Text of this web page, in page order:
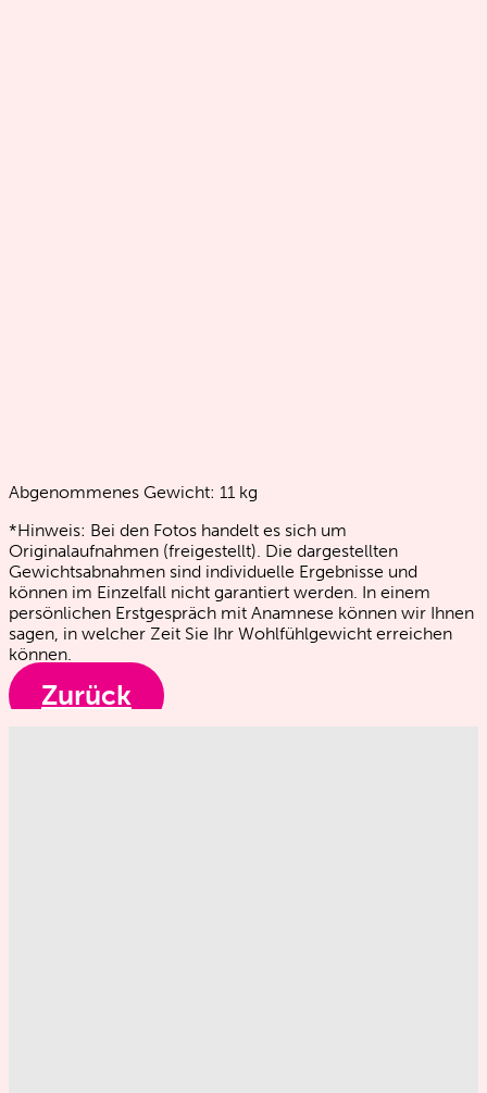
Abgenommenes Gewicht: 11 kg
*Hinweis: Bei den Fotos handelt es sich um
Originalaufnahmen (freigestellt). Die dargestellten
Gewichtsabnahmen sind individuelle Ergebnisse und
können im Einzelfall nicht garantiert werden. In einem
persönlichen Erstgespräch mit Anamnese können wir Ihnen
sagen, in welcher Zeit Sie Ihr Wohlfühlgewicht erreichen
können.
Zurück